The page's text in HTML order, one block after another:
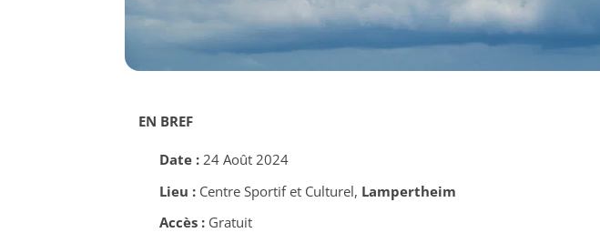
EN BREF
Date :24 Août 2024
Lieu :Centre Sportif et Culturel, Lampertheim
Accès :Gratuit